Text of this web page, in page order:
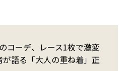
コーデ、レース1枚で激変
が語る「大人の重ね着」正